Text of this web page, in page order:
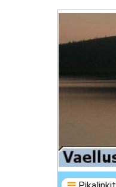
Keskustelua